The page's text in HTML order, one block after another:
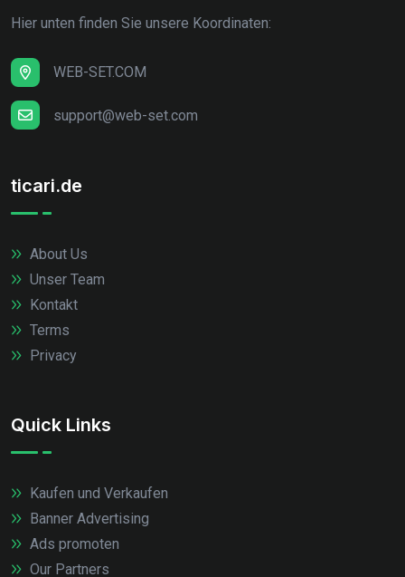
Hier unten finden Sie unsere Koordinaten:
WEB-SET.COM
support@web-set.com
ticari.de
About Us
Unser Team
Kontakt
Terms
Privacy
Quick Links
Kaufen und Verkaufen
Banner Advertising
Ads promoten
Our Partners